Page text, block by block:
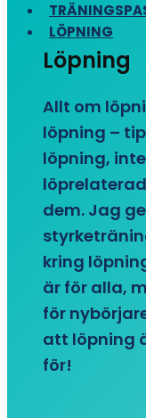
LÖPNING
Löpning
Allt om
löpning –
löpning,
dem. Jag
kring
är för alla,
för
att löpning
för!